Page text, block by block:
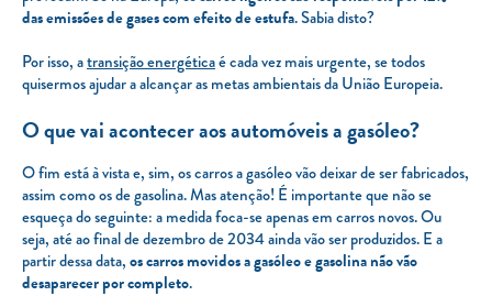
das emissões de gases com efeito de estufa. Sabia disto?
Por isso, atransição energéticaé cada vez mais urgente, se todos
quisermos ajudar a alcançar as metas ambientais da União Europeia.
O que vai acontecer aos automóveis a gasóleo?
O fim está à vista e, sim, os carros a gasóleo vão deixar de ser fabricados,
assim como os de gasolina. Mas atenção! É importante que não se
esqueça do seguinte: a medida foca-se apenas em carros novos. Ou
seja, até ao final de dezembro de 2034 ainda vão ser produzidos. E a
partir dessa data,os carros movidos a gasóleo e gasolina não vão
desaparecer por completo.